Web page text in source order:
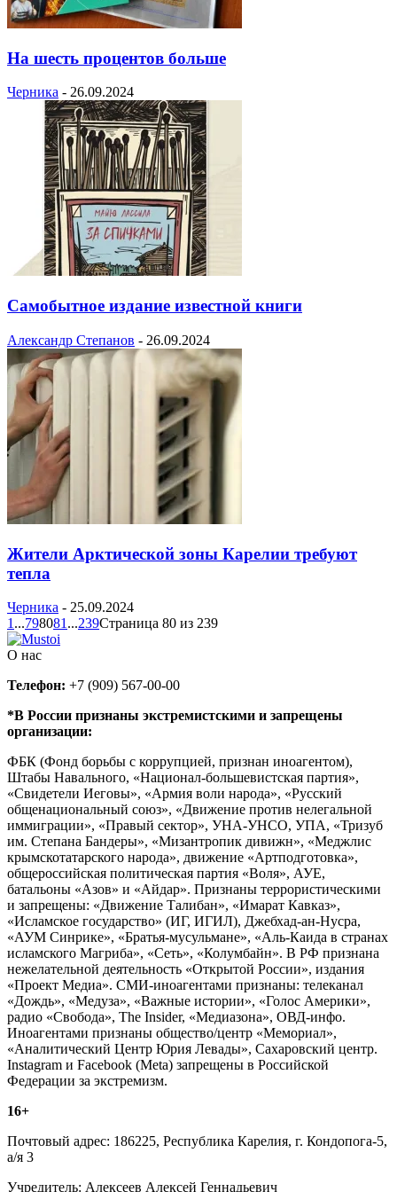
На шесть процентов больше
Черника - 26.09.2024
Самобытное издание известной книги
Александр Степанов - 26.09.2024
Жители Арктической зоны Карелии требуют
тепла
Черника - 25.09.2024
1 ...798081 ...239Страница 80 из 239
О нас
Телефон: +7 (909) 567-00-00
*В России признаны экстремистскими и запрещены
организации:
ФБК (Фонд борьбы с коррупцией, признан иноагентом),
Штабы Навального, «Национал-большевистская партия»,
«Свидетели Иеговы», «Армия воли народа», «Русский
общенациональный союз», «Движение против нелегальной
иммиграции», «Правый сектор», УНА-УНСО, УПА, «Тризуб
им. Степана Бандеры», «Мизантропик дивижн», «Меджлис
крымскотатарского народа», движение «Артподготовка»,
общероссийская политическая партия «Воля», АУЕ,
батальоны «Азов» и «Айдар». Признаны террористическими
и запрещены: «Движение Талибан», «Имарат Кавказ»,
«Исламское государство» (ИГ, ИГИЛ), Джебхад-ан-Нусра,
«АУМ Синрике», «Братья-мусульмане», «Аль-Каида в странах
исламского Магриба», «Сеть», «Колумбайн». В РФ признана
нежелательной деятельность «Открытой России», издания
«Проект Медиа». СМИ-иноагентами признаны: телеканал
«Дождь», «Медуза», «Важные истории», «Голос Америки»,
радио «Свобода», The Insider, «Медиазона», ОВД-инфо.
Иноагентами признаны общество/центр «Мемориал»,
«Аналитический Центр Юрия Левады», Сахаровский центр.
Instagram и Facebook (Metа) запрещены в Российской
Федерации за экстремизм.
16+
Почтовый адрес: 186225, Республика Карелия, г. Кондопога-5,
а/я 3
Учредитель: Алексеев Алексей Геннадьевич